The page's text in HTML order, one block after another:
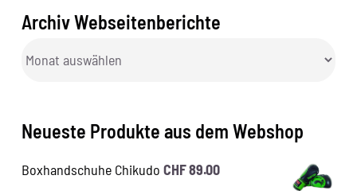
Archiv Webseitenberichte
Webseitenberichte
Neueste Produkte aus dem Webshop
Boxhandschuhe Chikudo CHF89.00